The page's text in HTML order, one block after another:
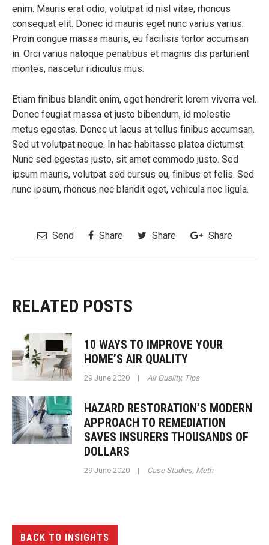
enim. Mauris erat odio, volutpat id nisl vitae, rhoncus
consequat elit. Donec id mauris eget nunc varius varius.
Proin congue massa mauris, eu facilisis tortor accumsan
in. Orci varius natoque penatibus et magnis dis parturient
montes, nascetur ridiculus mus.
Etiam finibus blandit enim, eget hendrerit lorem viverra vel.
Donec feugiat massa et justo bibendum, id molestie
metus egestas. Donec ut lacus at tellus finibus accumsan.
Sed ut volutpat neque. In hac habitasse platea dictumst.
Nunc sed egestas justo, sit amet commodo justo. Sed
ipsum mauris, volutpat sed cursus eu, finibus et felis. Sed
nunc ipsum, rhoncus nec blandit eget, vehicula nec ligula.
Send Share Share Share
RELATED POSTS
10 WAYS TO IMPROVE YOUR
HOME’S AIR QUALITY
29 June 2020 | Air Quality, Tips
HAZARD RESTORATION’S MODERN
APPROACH TO REMEDIATION
SAVES INSURERS THOUSANDS OF
DOLLARS
29 June 2020 | Case Studies, Meth
BACK TO INSIGHTS